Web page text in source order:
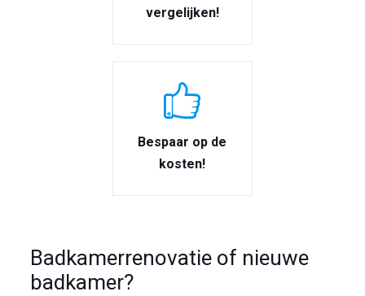
vergelijken!
Bespaar op de
kosten!
Badkamerrenovatie of nieuwe
badkamer?